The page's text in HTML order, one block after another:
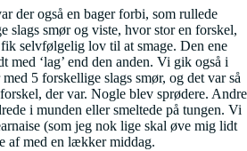
der også en bager forbi, som rullede
slags smør og viste, hvor stor en forskel,
selvfølgelig lov til at smage. Den ene
med ‘lag’ end den anden. Vi gik også i
5 forskellige slags smør, og det var så
der var. Nogle blev sprødere. Andre
i munden eller smeltede på tungen. Vi
(som jeg nok lige skal øve mig lidt
af med en lækker middag.